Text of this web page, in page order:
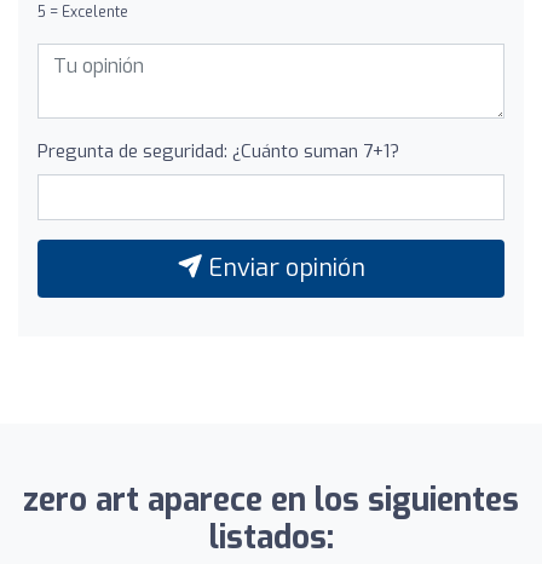
5 = Excelente
Pregunta de seguridad: ¿Cuánto suman 7+1?
Enviar opinión
zero art aparece en los siguientes
listados: